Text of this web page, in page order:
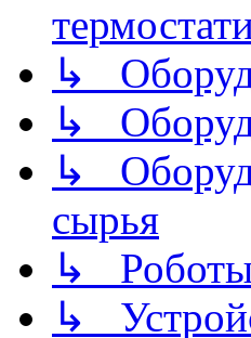
↳
↳
↳
сырья
↳ Роботы
↳